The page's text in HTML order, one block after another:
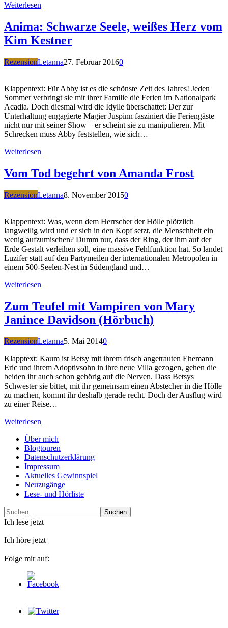
Weiterlesen
Anima: Schwarze Seele, weißes Herz vom
Kim Kestner
RezensionLetanna27. Februar 20160
Klappentext: Für Abby ist es die schönste Zeit des Jahres! Jeden
Sommer verbringt sie mit ihrer Familie die Ferien im Nationalpark
Acadia. Doch diesmal wird die Idylle überschattet: Der zur
Unterhaltung engagierte Magier Juspinn fasziniert die Feriengäste
nicht nur mit seiner Show – er scheint sie zu manipulieren. Mit
Schrecken muss Abby feststellen, wie sich…
Weiterlesen
Vom Tod begehrt von Amanda Frost
RezensionLetanna8. November 20150
Klappentext: Was, wenn dem Herrscher der Hölle plötzlich
langweilig wird und er sich in den Kopf setzt, die Menschheit ein
wenig aufzumischen? Dumm nur, dass der Ring, der ihm auf der
Erde Gestalt verleihen soll, eine massive Fehlfunktion hat. So landet
Luzifer statt auf den Partymeilen der internationalen Metropolen in
einem 500-Seelen-Nest in Südengland und…
Weiterlesen
Zum Teufel mit Vampiren von Mary
Janince Davidson (Hörbuch)
RezensionLetanna5. Mai 20140
Klapptext: Kaum ist Betsy mit ihrem frisch angetrauten Ehemann
Eric und ihrem Adoptivsohn in ihre neue Villa gezogen, gehen die
beiden ihr auch schon gehörig auf die Nerven. Dass Betsys
Schwester sie bittet, mit ihr gemeinsam einen Abstecher in die Hölle
zu machen, kommt ihr deshalb gerade recht. Doch der Ausflug wird
zu einer Reise…
Weiterlesen
Über mich
Blogtouren
Datenschutzerklärung
Impressum
Aktuelles Gewinnspiel
Neuzugänge
Lese- und Hörliste
Suchen
nach:
Ich lese jetzt
Ich höre jetzt
Folge mir auf: